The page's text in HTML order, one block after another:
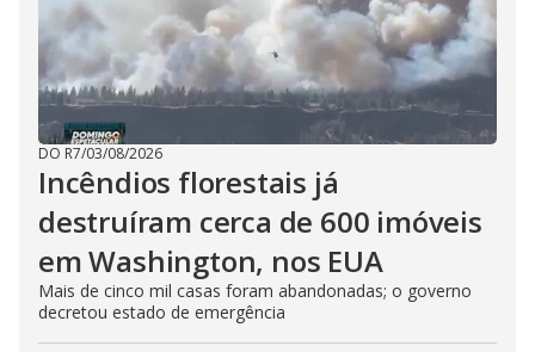
DO R7/03/08/2026
Incêndios florestais já
destruíram cerca de 600 imóveis
em Washington, nos EUA
Mais de cinco mil casas foram abandonadas; o governo
decretou estado de emergência